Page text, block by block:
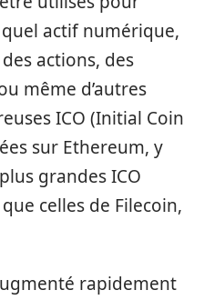
actif numérique,
actions, des
même d’autres
ICO (Initial Coin
sur Ethereum, y
grandes ICO
celles de Filecoin,
rapidement